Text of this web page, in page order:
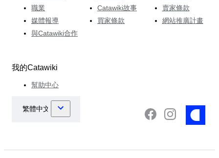
職業
媒體報導
與Catawiki合作
Catawiki故事
買家條款
賣家條款
網站推廣計畫
我的Catawiki
幫助中心